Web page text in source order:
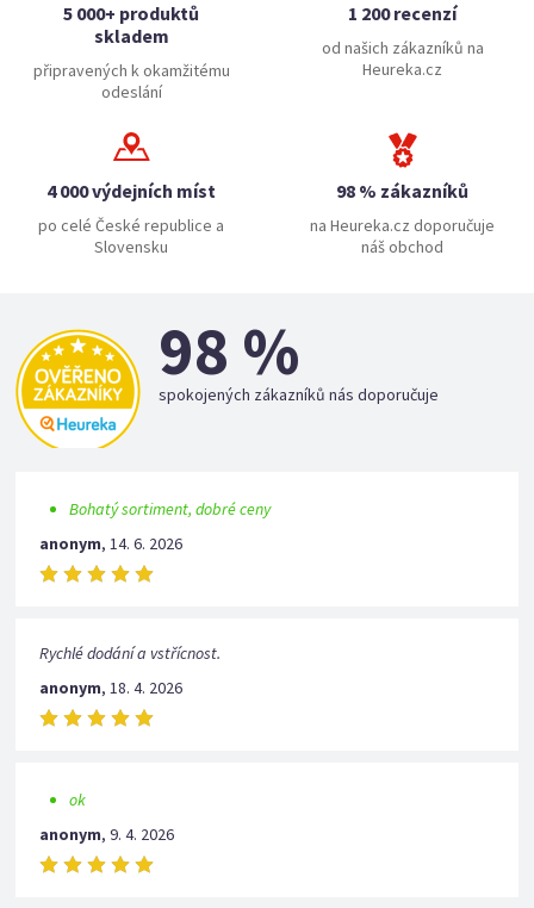
5 000+ produktů
skladem
připravených k okamžitému
odeslání
1 200 recenzí
od našich zákazníků na
Heureka.cz
4 000 výdejních míst
po celé České republice a
Slovensku
98 % zákazníků
na Heureka.cz doporučuje
náš obchod
98 %
spokojených zákazníků nás doporučuje
Bohatý sortiment, dobré ceny
anonym,14. 6. 2026
Rychlé dodání a vstřícnost.
anonym,18. 4. 2026
ok
anonym,9. 4. 2026